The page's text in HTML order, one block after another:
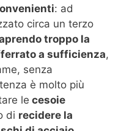
: ad
circa un terzo
troppo la
a sufficienza,
senza
è molto più
le cesoie
di recidere la